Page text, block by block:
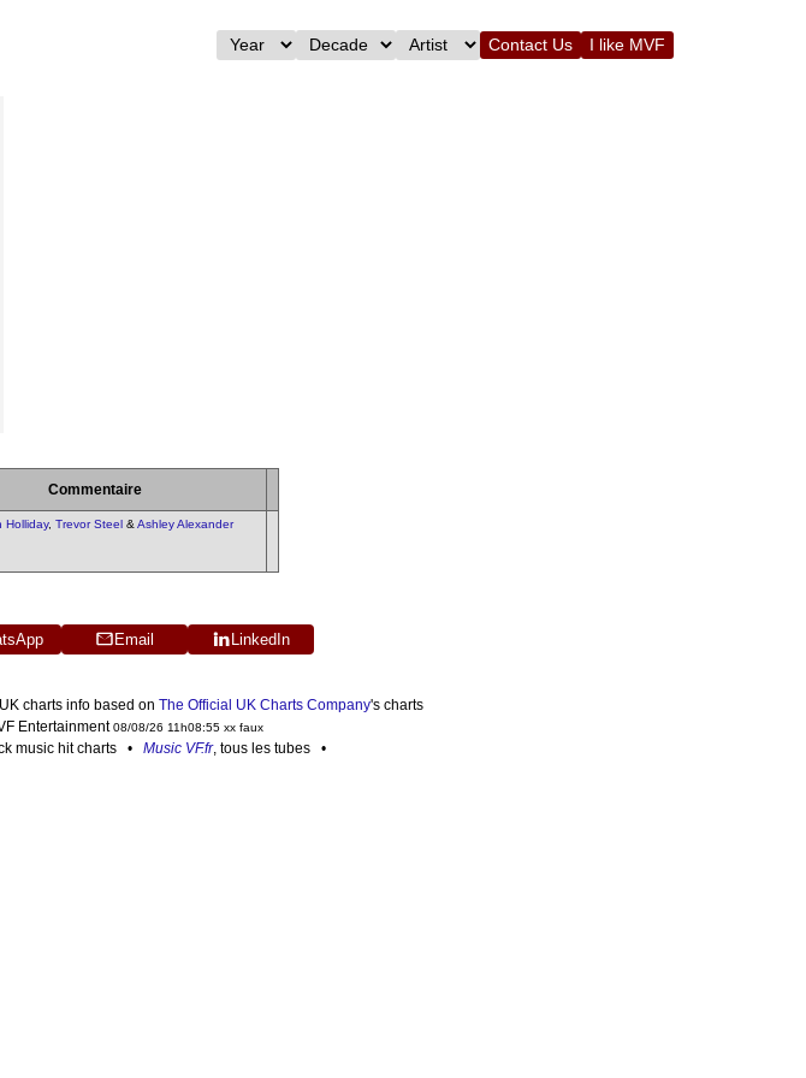
Contact Us I like MVF
Commentaire
Holliday, Trevor Steel & Ashley Alexander
Email LinkedIn
charts info based on The Official UK Charts Company's charts
Entertainment08/08/26 11h08:55 xx faux
music hit charts • Music VF.fr, tous les tubes •